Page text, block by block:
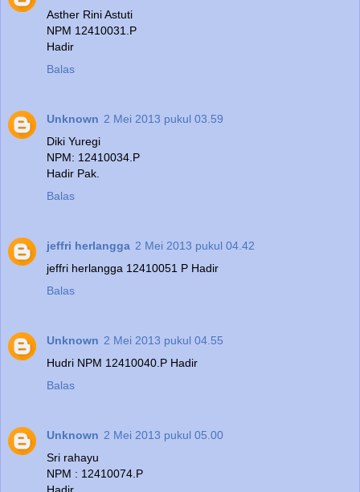
Asther Rini Astuti
NPM 12410031.P
Hadir
Balas
Unknown 2 Mei 2013 pukul 03.59
Diki Yuregi
NPM: 12410034.P
Hadir Pak.
Balas
jeffri herlangga 2 Mei 2013 pukul 04.42
jeffri herlangga 12410051 P Hadir
Balas
Unknown 2 Mei 2013 pukul 04.55
Hudri NPM 12410040.P Hadir
Balas
Unknown 2 Mei 2013 pukul 05.00
Sri rahayu
NPM : 12410074.P